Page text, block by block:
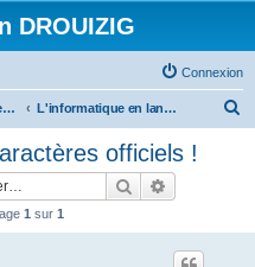
DROUIZIG
Connexion
Ar stlenneg hag ar yezhoù bihan er bed a-bezh L'informatique en langues régionales et minoritaires
officiels !
Rechercher
1 sur 1